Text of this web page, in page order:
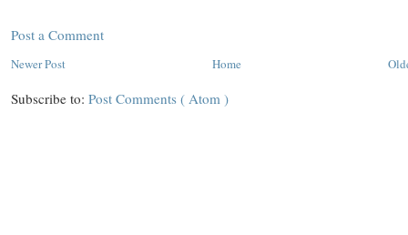
Post a Comment
Newer Post Home
Subscribe to: Post Comments ( Atom )